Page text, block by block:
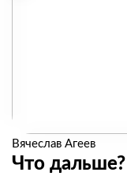
Вячеслав Агеев
Что